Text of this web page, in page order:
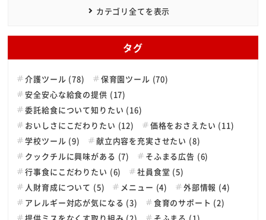
カテゴリ全てを表示
タグ
介護ツール (78)
保育園ツール (70)
安全安心な給食の提供 (17)
委託給食について知りたい (16)
おいしさにこだわりたい (12)
価格をおさえたい (11)
学校ツール (9)
献立内容を充実させたい (8)
クックチルに興味がある (7)
そふまる広告 (6)
行事食にこだわりたい (6)
社員食堂 (5)
人財育成について (5)
メニュー (4)
外部情報 (4)
アレルギー対応が気になる (3)
食育のサポート (2)
提供ミスをなくす取り組み (2)
そふまる (1)